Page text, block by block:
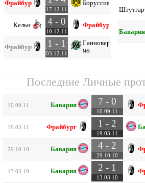
Фрайбург
17.12.11
Боруссия Д
Кельн 4 - 0
10.12.11
Фрайбург
Фрайбург 1 - 1
03.12.11
Ганновер
96
Бавария
Последние Личные
10.09.11 Бавария 7 - 0
10.09.11
19.03.11 Фрайбург 1 - 2
19.03.11
29.10.10 Бавария 4 - 2
29.10.10
13.03.10 Бавария 2 - 1
13.03.10